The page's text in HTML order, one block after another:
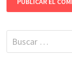
Buscar: